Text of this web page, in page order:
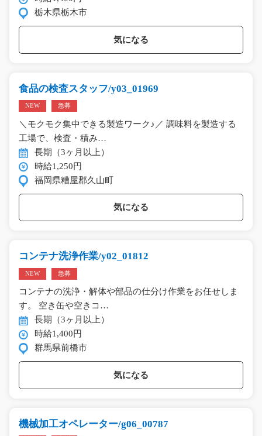
栃木県栃木市
気になる
食品の検査スタッフ/y03_01969
NEW 急募
＼モクモク集中できる製造ワーク♪／ 調味料を製造する
工場で、検査・積み…
長期（3ヶ月以上）
時給1,250円
福岡県糟屋郡久山町
気になる
コンテナ洗浄作業/y02_01812
NEW 急募
コンテナの洗浄・解体や部品の仕分け作業をお任せしま
す。 空き缶や空きコ…
長期（3ヶ月以上）
時給1,400円
群馬県前橋市
気になる
機械加工オペレーター/g06_00787